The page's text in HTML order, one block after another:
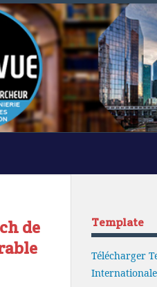
de
Template
Télécharger